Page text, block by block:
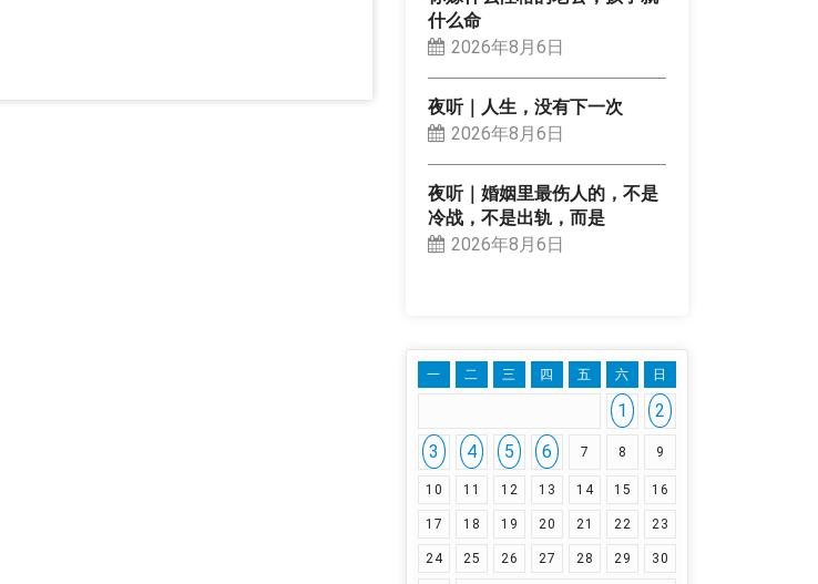
什么命
2026年8月6日
夜听｜人生，没有下一次
2026年8月6日
夜听｜婚姻里最伤人的，不是
冷战，不是出轨，而是
2026年8月6日
一 二 三 四 五 六 日
1
2
3
4 5 6 7 8 9
10 11 12 13 14 15 16
17 18 19 20 21 22 23
24 25 26 27 28 29 30